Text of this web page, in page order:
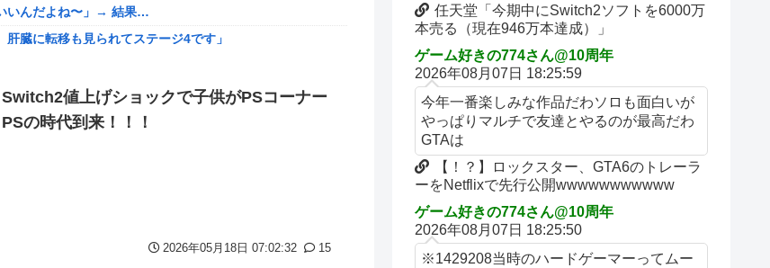
ァイアホイール」+埋めネタ「ファイアホイールTCG・そ
像がこちらw w w w w w w w w w
w」←こwれwはw w w w w w w w w w
「今では毎晩1時間くらい見ながら入眠しています」
陰湿な趣味』が流行っている」119万バズ
すぎるｗｗｗｗｗｗｗｗｗｗｗｗｗ
いんだよね〜」→ 結果…
臓に転移も見られてステージ4です」
した結果がこちらw w w w w w w
土から不満の声
避難所で苦しむ被災者に対して……
Switch2値上げショックで子供がPSコーナー
の時代到来！！！
2026年05月18日 07:02:32 15
任天堂「今期中にSwitch2ソフトを6000万
本売る（現在946万本達成）」
ゲーム好きの774さん@10周年
2026年08月07日 18:25:59
今年一番楽しみな作品だわソロも面白いが
やっぱりマルチで友達とやるのが最高だわ
GTAは
【！？】ロックスター、GTA6のトレーラ
ーをNetflixで先行公開wwwwwwwwwww
ゲーム好きの774さん@10周年
2026年08月07日 18:25:50
※1429208当時のハードゲーマーってムー